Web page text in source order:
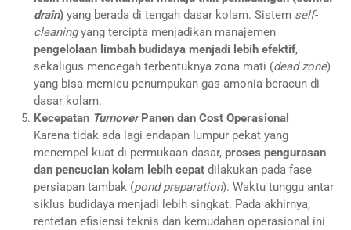
drain)yang berada di tengah dasar kolam. Sistem self-
cleaningyang tercipta menjadikan manajemen
pengelolaan limbah budidaya menjadi lebih efektif,
sekaligus mencegah terbentuknya zona mati (dead zone)
yang bisa memicu penumpukan gas amonia beracun di
dasar kolam.
Kecepatan TurnoverPanen dan Cost Operasional
Karena tidak ada lagi endapan lumpur pekat yang
menempel kuat di permukaan dasar, proses pengurasan
dan pencucian kolam lebih cepatdilakukan pada fase
persiapan tambak (pond preparation). Waktu tunggu antar
siklus budidaya menjadi lebih singkat. Pada akhirnya,
rentetan efisiensi teknis dan kemudahan operasional ini